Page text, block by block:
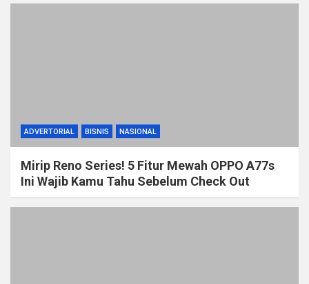
ADVERTORIAL BISNIS NASIONAL
Mirip Reno Series! 5 Fitur Mewah OPPO A77s
Ini Wajib Kamu Tahu Sebelum Check Out